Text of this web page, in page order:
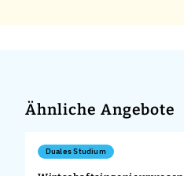
Ähnliche Angebote
Duales Studium